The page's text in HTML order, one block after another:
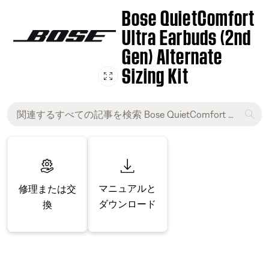
Bose QuietComfort
Ultra Earbuds (2nd
Gen) Alternate
Sizing Kit
修理または交
換
マニュアルと
ダウンロード